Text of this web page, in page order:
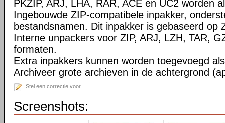
PKZIP, ARJ, LHA, RAR, ACE en UC2 worden
Ingebouwde ZIP-compatibele inpakker,
bestandsnamen. Dit inpakker is gebaseerd op
Interne unpackers voor ZIP, ARJ, LZH, TAR,
formaten.
Extra inpakkers kunnen worden toegevoegd
Archiveer grote archieven in de achtergrond
Stel een correctie voor
Screenshots: